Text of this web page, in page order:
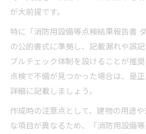
が大前提です。
特に「消防用設備等点検結果報告書
の公的書式に準拠し、記載漏れや誤
ブルチェック体制を設けることが推奨
点検で不備が見つかった場合は、是
詳細に記載しましょう。
作成時の注意点として、建物の用途
な項目が異なるため、「消防用設備